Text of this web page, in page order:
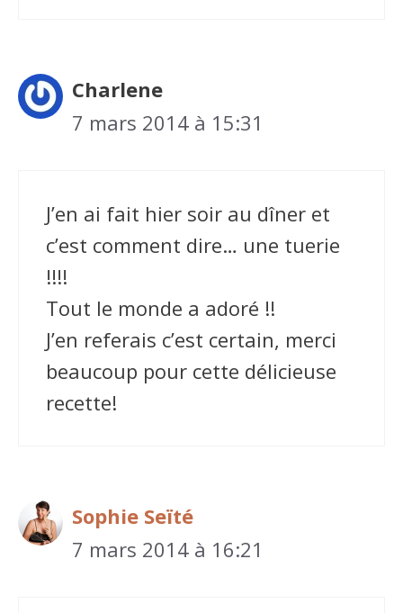
Charlene
7 mars 2014 à 15:31
J’en ai fait hier soir au dîner et
c’est comment dire… une tuerie
!!!!
Tout le monde a adoré !!
J’en referais c’est certain, merci
beaucoup pour cette délicieuse
recette!
Sophie Seïté
7 mars 2014 à 16:21